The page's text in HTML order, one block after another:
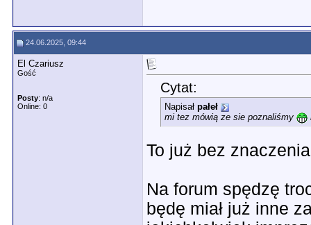
24.06.2025, 09:44
El Czariusz
Gość
Posty: n/a
Online: 0
Cytat:
Napisał pałeł
mi tez mówią ze sie poznaliśmy
To już bez
Na forum spędzę
będę miał już inne